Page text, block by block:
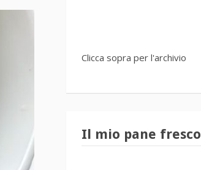
Clicca sopra per l'archivio
Il mio pane fresco